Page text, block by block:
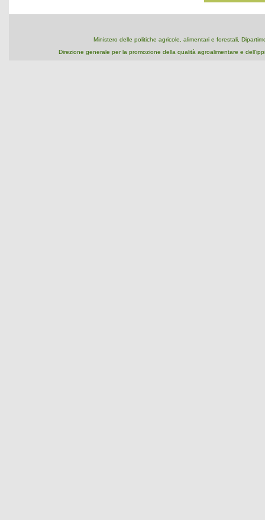
Ministero delle politiche agricole, alimentari e forestali,
Direzione generale per la promozione della qualità agroalimentare e